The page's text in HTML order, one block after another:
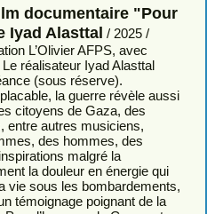
documentaire "Pour
Iyad Alasttal / 2025 /
L’Olivier AFPS, avec
réalisateur Iyad Alasttal
(sous réserve).
la guerre révèle aussi
citoyens de Gaza, des
entre autres musiciens,
des hommes, des
malgré la
la douleur en énergie qui
vie sous les bombardements,
témoignage poignant de la